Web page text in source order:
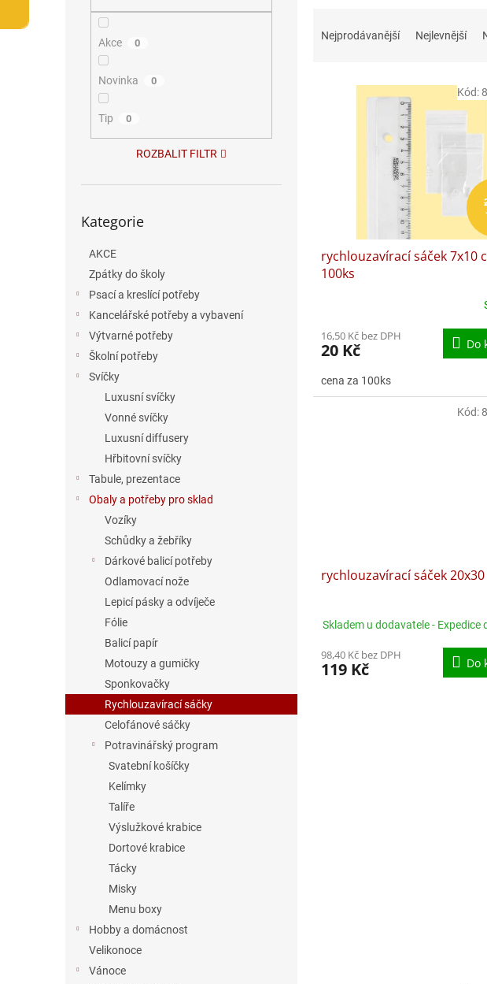
Akce 0
Novinka 0
Tip 0
ROZBALIT FILTR
kategorie
Kategorie
AKCE
Zpátky do školy
Psací a kreslící potřeby
Kancelářské potřeby a vybavení
Výtvarné potřeby
Školní potřeby
Svíčky
Luxusní svíčky
Vonné svíčky
Luxusní diffusery
Hřbitovní svíčky
Tabule, prezentace
Obaly a potřeby pro sklad
Vozíky
Schůdky a žebříky
Dárkové balicí potřeby
Odlamovací nože
Lepicí pásky a odvíječe
Fólie
Balicí papír
Motouzy a gumičky
Sponkovačky
Rychlouzavírací sáčky
Celofánové sáčky
Potravinářský program
Svatební košíčky
Kelímky
Talíře
Výslužkové krabice
Dortové krabice
Tácky
Misky
Menu boxy
Hobby a domácnost
Velikonoce
Vánoce
Nejprodávanější Nejlevnější
rychlouzavírací sáček 7x10
100ks
produktu
je
z
5
16,50 Kč bez DPH
20 Kč Do
cena za 100ks
Kód:
rychlouzavírací sáček
Skladem u dodavatele - Expedice
98,40 Kč bez DPH
119 Kč Do
Kód: